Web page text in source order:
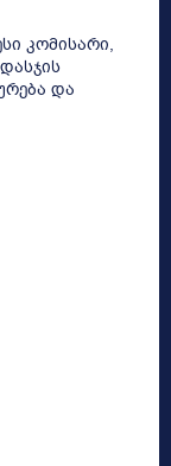
კომისარი,
და